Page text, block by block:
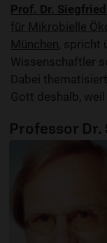
Prof. Dr.
für Mikrobielle
München, spricht
Wissenschaftler
Dabei
Gott deshalb,
Professor